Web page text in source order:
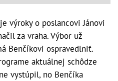
výroky o poslancovi Jánovi
za vraha. Výbor už
Benčíkovi ospravedlniť.
aktuálnej schôdze
vystúpil, no Benčíka